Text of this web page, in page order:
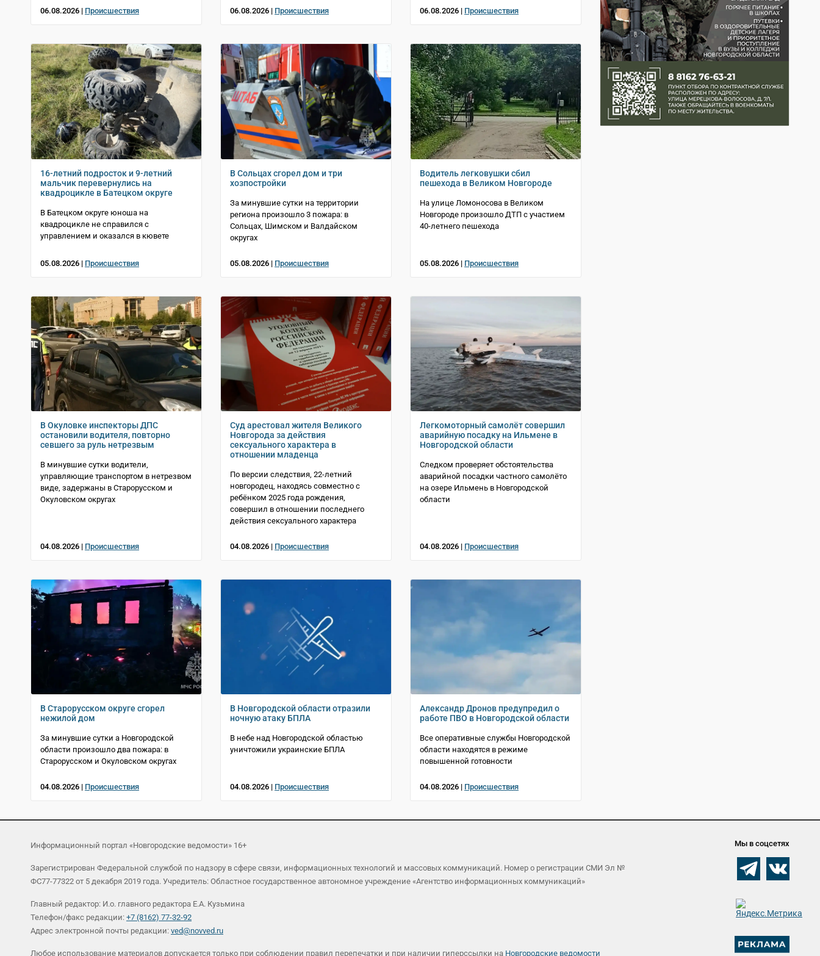
06.08.2026 | Происшествия 06.08.2026 | Происшествия 06.08.2026 | Происшествия
16-летний подросток и 9-летний
мальчик перевернулись на
квадроцикле в Батецком округе
В Батецком округе юноша на
квадроцикле не справился с
управлением и оказался в кювете
05.08.2026 | Происшествия
В Сольцах сгорел дом и три
хозпостройки
За минувшие сутки на территории
региона произошло 3 пожара: в
Сольцах, Шимском и Валдайском
округах
05.08.2026 | Происшествия
Водитель легковушки сбил
пешехода в Великом Новгороде
На улице Ломоносова в Великом
Новгороде произошло ДТП с участием
40-летнего пешехода
05.08.2026 | Происшествия
В Окуловке инспекторы ДПС
остановили водителя, повторно
севшего за руль нетрезвым
В минувшие сутки водители,
управляющие транспортом в нетрезвом
виде, задержаны в Старорусском и
Окуловском округах
04.08.2026 | Происшествия
Суд арестовал жителя Великого
Новгорода за действия
сексуального характера в
отношении младенца
По версии следствия, 22-летний
новгородец, находясь совместно с
ребёнком 2025 года рождения,
совершил в отношении последнего
действия сексуального характера
04.08.2026 | Происшествия
Легкомоторный самолёт совершил
аварийную посадку на Ильмене в
Новгородской области
Следком проверяет обстоятельства
аварийной посадки частного самолёто
на озере Ильмень в Новгородской
области
04.08.2026 | Происшествия
В Старорусском округе сгорел
нежилой дом
За минувшие сутки а Новгородской
области произошло два пожара: в
Старорусском и Окуловском округах
04.08.2026 | Происшествия
В Новгородской области отразили
ночную атаку БПЛА
В небе над Новгородской областью
уничтожили украинские БПЛА
04.08.2026 | Происшествия
Александр Дронов предупредил о
работе ПВО в Новгородской области
Все оперативные службы Новгородской
области находятся в режиме
повышенной готовности
04.08.2026 | Происшествия
Информационный портал «Новгородские ведомости» 16+
Зарегистрирован Федеральной службой по надзору в сфере связи, информационных технологий и массовых коммуникаций. Номер о регистрации СМИ Эл №
ФС77-77322 от 5 декабря 2019 года. Учредитель: Областное государственное автономное учреждение «Агентство информационных коммуникаций»
Главный редактор: И.о. главного редактора Е.А. Кузьмина
Телефон/факс редакции: +7 (8162) 77-32-92
Адрес электронной почты редакции: ved@novved.ru
Любое использование материалов допускается только при соблюдении правил перепечатки и при наличии гиперссылки на Новгородские ведомости
Мы в соцсетях